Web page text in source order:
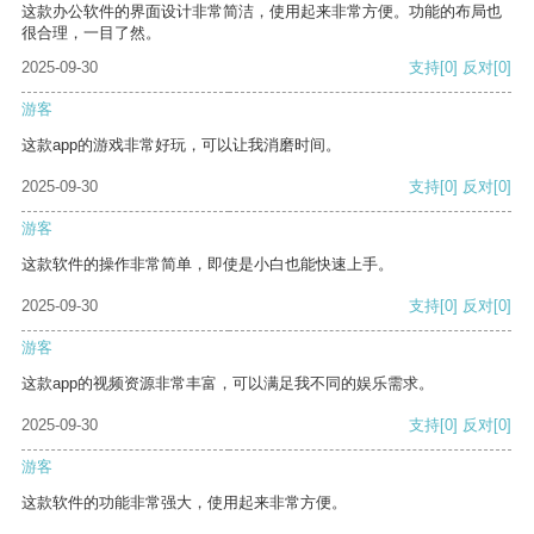
这款办公软件的界面设计非常简洁，使用起来非常方便。功能的布局也
很合理，一目了然。
2025-09-30
支持[0] 反对[0]
游客
这款app的游戏非常好玩，可以让我消磨时间。
2025-09-30 支持[0] 反对[0]
游客
这款软件的操作非常简单，即使是小白也能快速上手。
2025-09-30 支持[0] 反对[0]
游客
这款app的视频资源非常丰富，可以满足我不同的娱乐需求。
2025-09-30 支持[0] 反对[0]
游客
这款软件的功能非常强大，使用起来非常方便。